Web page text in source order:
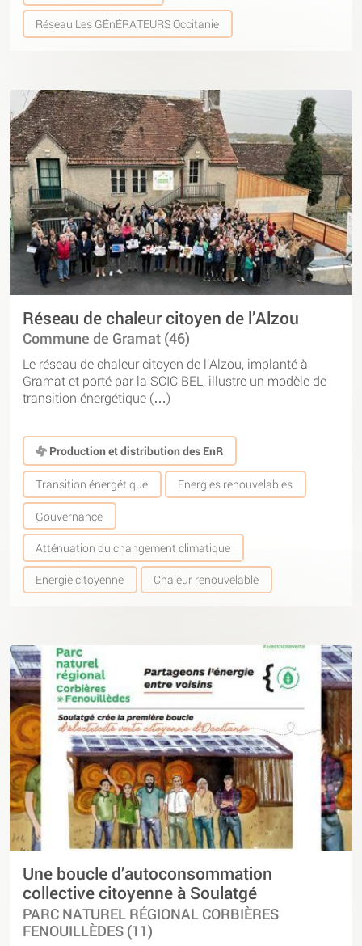
Réseau Les GÉnÉRATEURS Occitanie
Réseau de chaleur citoyen de l’Alzou
Commune de Gramat (46)
Le réseau de chaleur citoyen de l’Alzou, implanté à
Gramat et porté par la SCIC BEL, illustre un modèle de
transition énergétique (…)
Production et distribution des EnR
Transition énergétique Energies renouvelables
Gouvernance
Atténuation du changement climatique
Energie citoyenne Chaleur renouvelable
Une boucle d’autoconsommation
collective citoyenne à Soulatgé
PARC NATUREL RÉGIONAL CORBIÈRES
FENOUILLÈDES (11)